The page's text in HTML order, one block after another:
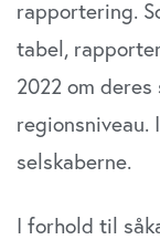
rapportering.
tabel,
2022 om
selskaberne.
I forhold til